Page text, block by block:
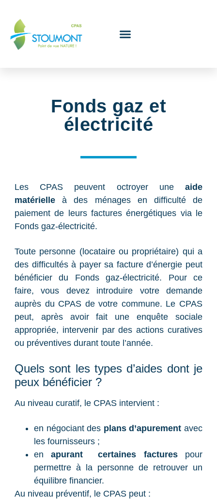
Fonds gaz et
électricité
Les CPAS peuvent octroyer une aide
matérielle à des ménages en difficulté de
paiement de leurs factures énergétiques via le
Fonds gaz-électricité.
Toute personne (locataire ou propriétaire) qui a
des difficultés à payer sa facture d’énergie peut
bénéficier du Fonds gaz-électricité. Pour ce
faire, vous devez introduire votre demande
auprès du CPAS de votre commune. Le CPAS
peut, après avoir fait une enquête sociale
appropriée, intervenir par des actions curatives
ou préventives durant toute l’année.
Quels sont les types d’aides dont je
peux bénéficier ?
Au niveau curatif, le CPAS intervient :
en négociant des plans d’apurement avec
les fournisseurs ;
enapurant certaines facturespour
permettre à la personne de retrouver un
équilibre financier.
Au niveau préventif, le CPAS peut :